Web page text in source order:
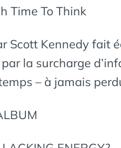
Time To Think
Scott Kennedy fait
la surcharge
– à jamais